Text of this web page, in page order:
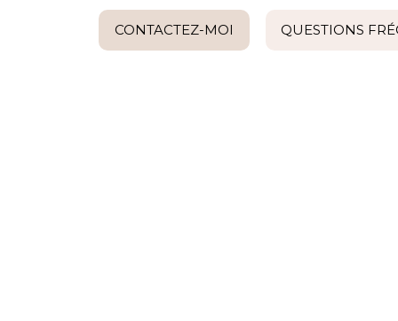
CONTACTEZ-MOI QUESTIONS